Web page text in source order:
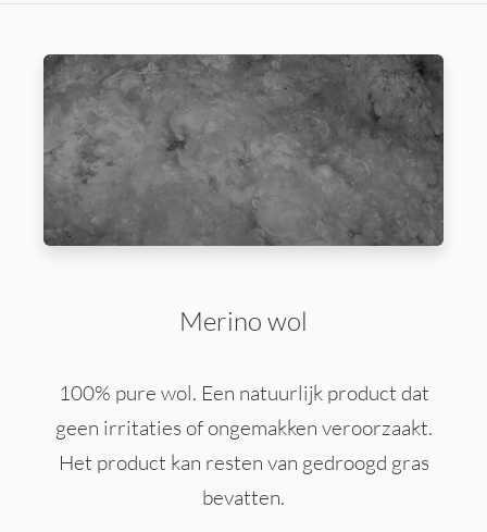
Merino wol
100% pure wol. Een natuurlijk product dat
geen irritaties of ongemakken veroorzaakt.
Het product kan resten van gedroogd gras
bevatten.